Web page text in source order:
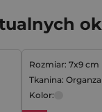
Rozmiar: 7x9 cm
Tkanina: Organza
Kolor: